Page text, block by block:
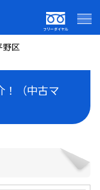
フリーダイヤル
野区
！（中古マ